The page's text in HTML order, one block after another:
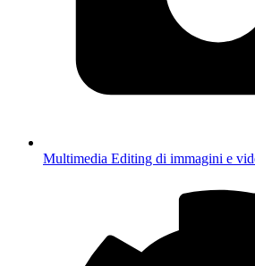
Multimedia Editing di immagini e